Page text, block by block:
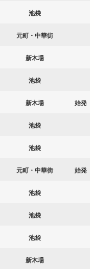
池袋
元町・中華街
新木場
池袋
新木場 始発
池袋
池袋
元町・中華街 始発
池袋
池袋
池袋
新木場